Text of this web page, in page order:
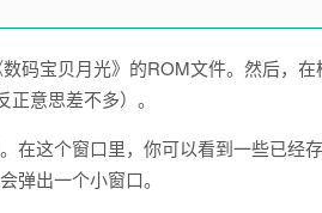
码宝贝月光》的ROM文件。然后，在
意思差不多）。
在这个窗口里，你可以看到一些已
弹出一个小窗口。